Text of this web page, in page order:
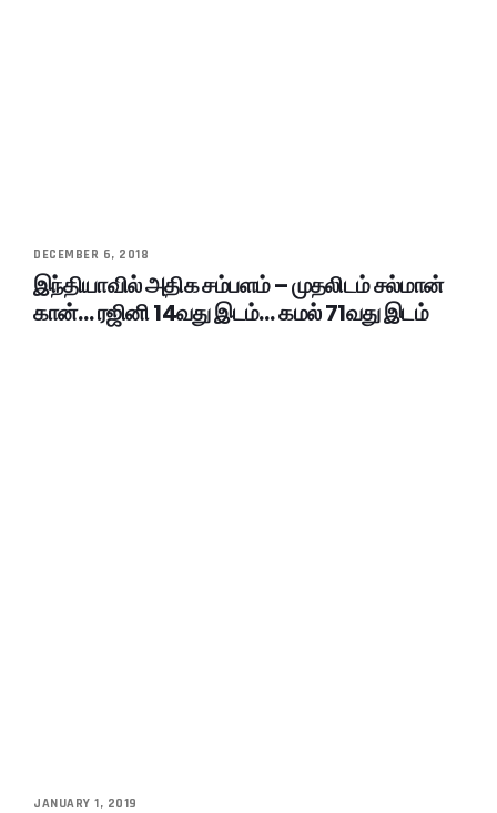
DECEMBER 6, 2018
இந்தியாவில் அதிக சம்பளம் – முதலிடம் சல்மான்
கான்… ரஜினி 14வது இடம்… கமல் 71வது இடம்
JANUARY 1, 2019